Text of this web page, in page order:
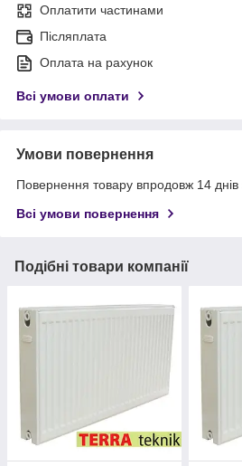
Оплатити частинами
Післяплата
Оплата на рахунок
Всі умови оплати
Умови повернення
Повернення товару впродовж 14 днів
Всі умови повернення
Подібні товари компанії